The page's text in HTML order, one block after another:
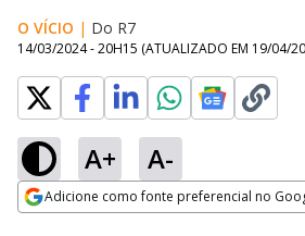
O VÍCIO | Do R7
14/03/2024 - 20H15 (ATUALIZADO EM 19/04/
A+ A-
Adicione como fonte preferencial no